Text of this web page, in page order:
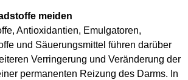
meiden
Antioxidantien, Emulgatoren,
und Säuerungsmittel führen darüber
Verringerung und Veränderung der
permanenten Reizung des Darms. In